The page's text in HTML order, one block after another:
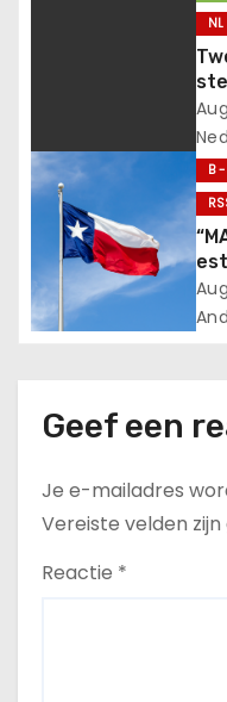
NL
B -
Geef een
Je e-mailadres
Vereiste velden
Reactie *